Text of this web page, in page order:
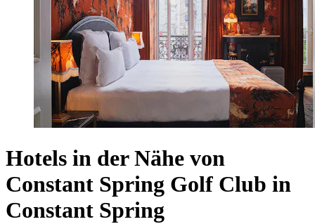
Hotels in der Nähe von
Constant Spring Golf Club in
Constant Spring